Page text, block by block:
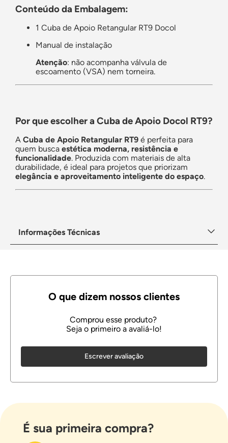
Conteúdo da Embalagem:
1 Cuba de Apoio Retangular RT9 Docol
Manual de instalação
Atenção: não acompanha válvula de
escoamento (VSA) nem torneira.
Por que escolher a Cuba de Apoio Docol RT9?
A Cuba de Apoio Retangular RT9 é perfeita para
quem busca estética moderna, resistência e
funcionalidade. Produzida com materiais de alta
durabilidade, é ideal para projetos que priorizam
elegância e aproveitamento inteligente do espaço.
Informações Técnicas
Escrever avaliação
É sua primeira compra?